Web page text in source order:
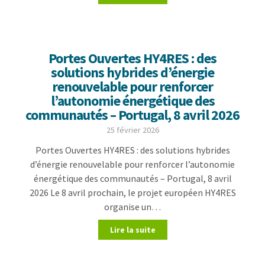
Portes Ouvertes HY4RES : des
solutions hybrides d’énergie
renouvelable pour renforcer
l’autonomie énergétique des
communautés – Portugal, 8 avril 2026
25 février 2026
Portes Ouvertes HY4RES : des solutions hybrides
d’énergie renouvelable pour renforcer l’autonomie
énergétique des communautés – Portugal, 8 avril
2026 Le 8 avril prochain, le projet européen HY4RES
organise un…
Lire la suite